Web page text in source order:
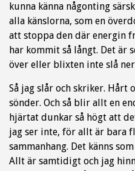
kunna känna någonting
alla känslorna, som en
att stoppa den där energin
har kommit så långt. Det är
över eller blixten inte slå
Så jag slår och skriker. Hårt
sönder. Och så blir allt en
hjärtat dunkar så högt att
jag ser inte, för allt är bara
sammanhang. Det känns
Allt är samtidigt och jag